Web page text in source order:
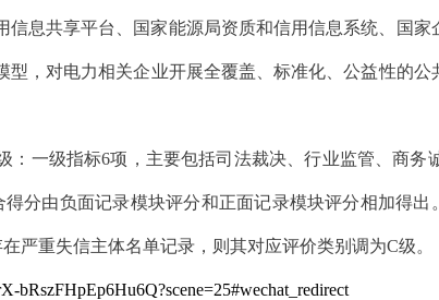
息共享平台、国家能源局资质和信用信息系统、国
，对电力相关企业开展全覆盖、标准化、公益性的
：一级指标6项，主要包括司法裁决、行业监管、商务
分由负面记录模块评分和正面记录模块评分相加得
严重失信主体名单记录，则其对应评价类别调为C级。
bRszFHpEp6Hu6Q?scene=25#wechat_redirect